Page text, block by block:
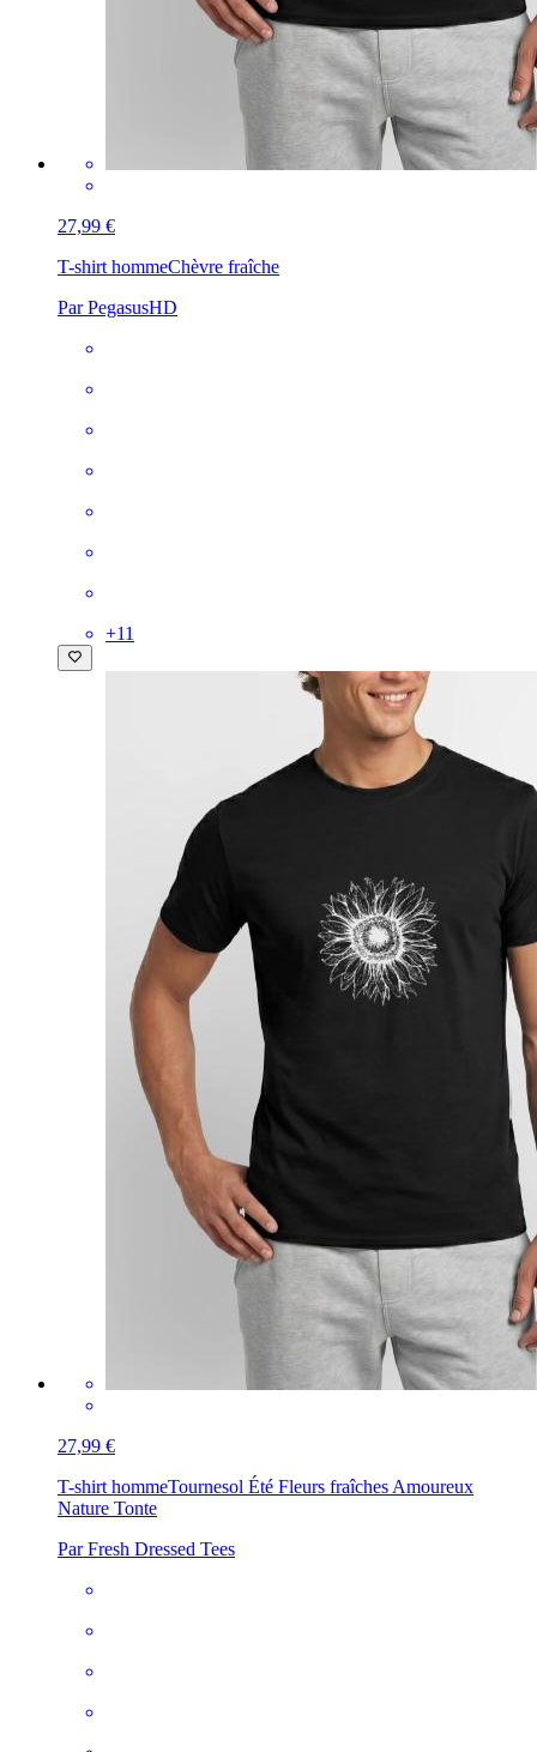
27,99 €
T-shirt hommeChèvre fraîche
Par PegasusHD
+11
27,99 €
T-shirt hommeTournesol Été Fleurs fraîches Amoureux
Nature Tonte
Par Fresh Dressed Tees